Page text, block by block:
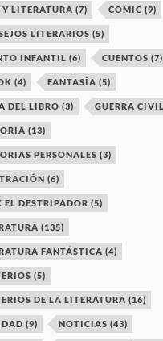
Y LITERATURA (7) COMIC (9)
LITERARIOS (5)
INFANTIL (6) CUENTOS (7)
(4) FANTASÍA (5)
DEL LIBRO (3) GUERRA CIVIL
(13)
PERSONALES (3)
(6)
EL DESTRIPADOR (5)
(135)
FANTÁSTICA (4)
(5)
DE LA LITERATURA (16)
(9) NOTICIAS (43)